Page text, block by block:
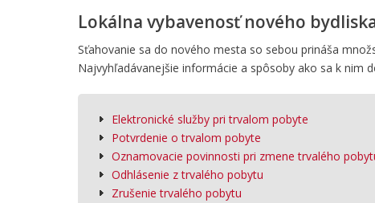
Lokálna vybavenosť nového
Sťahovanie sa do nového mesta so sebou prináša
Najvyhľadávanejšie informácie a spôsoby ako sa k nim
Elektronické služby pri trvalom pobyte
Potvrdenie o trvalom pobyte
Oznamovacie povinnosti pri zmene trvalého
Odhlásenie z trvalého pobytu
Zrušenie trvalého pobytu